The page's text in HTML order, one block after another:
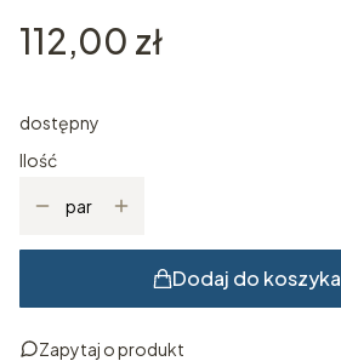
Cena
112,00 zł
dostępny
Ilość
par
Dodaj do koszyka
Zapytaj o produkt